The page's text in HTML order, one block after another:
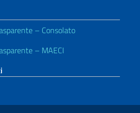
– Consolato
– MAECI